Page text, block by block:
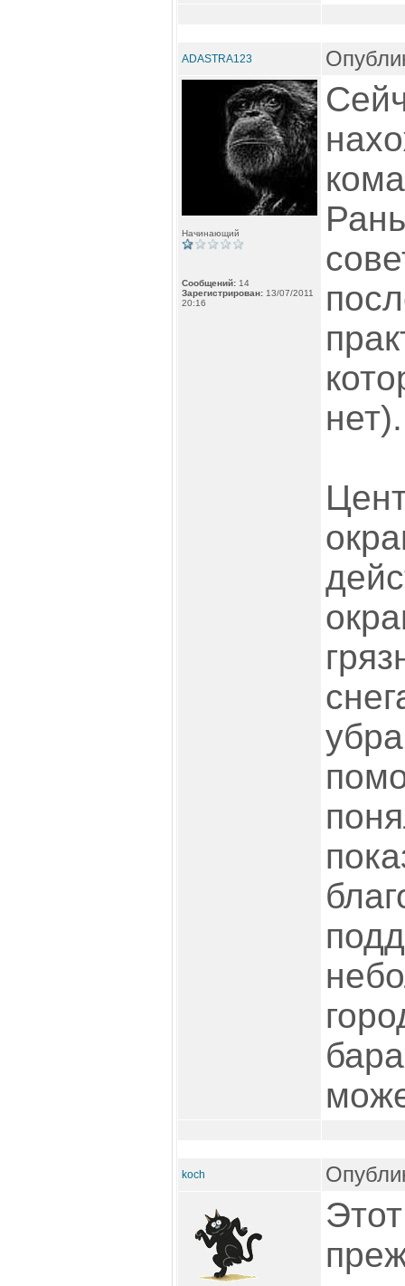
ADASTRA123
Начинающий
Сообщений: 14
Зарегистрирован: 13/07/2011
20:16
нет).
koch